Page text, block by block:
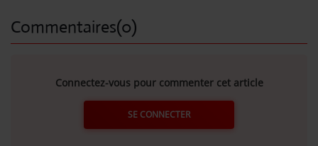
Se connecter
Commentaires(0)
Connectez-vous pour commenter cet article
SE CONNECTER